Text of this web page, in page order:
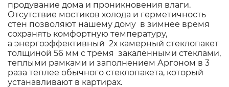
продувание дома и проникновения влаги.
Отсутствие мостиков холода и герметичность
стен позволяют нашему дому в зимнее время
сохранять комфортную температуру,
а энергоэффективный 2х камерный стеклопакет
толщиной 56 мм с тремя закаленными стеклами,
теплыми рамками и заполнением Аргоном в 3
раза теплее обычного стеклопакета, который
устанавливают в картирах.